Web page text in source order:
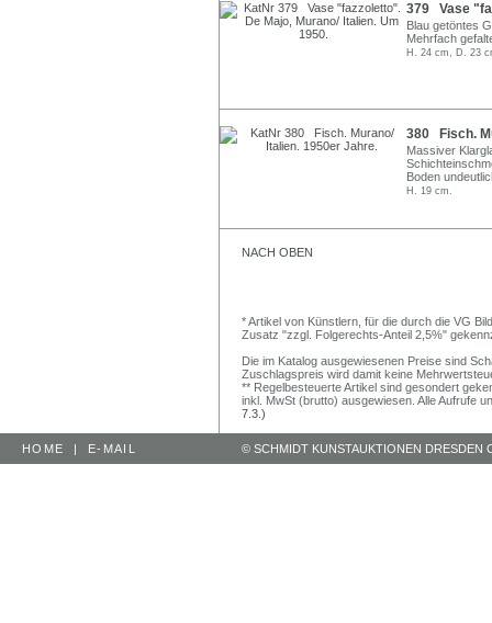
379 Vase
Blau getöntes
Mehrfach
H. 24 cm, D. 23
380 Fisch.
Massiver
Boden
H. 19 cm.
NACH OBEN
* Artikel von Künstlern, für die durch die VG
Zusatz "zzgl. Folgerechts-Anteil 2,5%"
Die im Katalog ausgewiesenen Preise sind
Zuschlagspreis wird damit keine
** Regelbesteuerte Artikel sind gesondert
inkl. MwSt (brutto) ausgewiesen. Alle Aufrufe
7.3.)
HOME | E-MAIL © SCHMIDT KUNSTAUKTIONEN DRESDEN